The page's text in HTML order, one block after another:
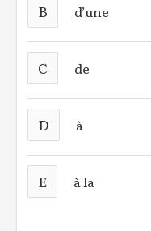
B d’une
C de
D à
E à la